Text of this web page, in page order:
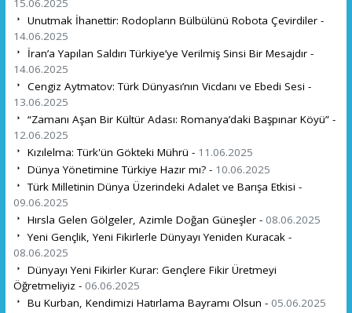
15.06.2025
Unutmak İhanettir: Rodopların Bülbülünü Robota Çevirdiler -
14.06.2025
İran’a Yapılan Saldırı Türkiye’ye Verilmiş Sinsi Bir Mesajdır -
14.06.2025
Cengiz Aytmatov: Türk Dünyası’nın Vicdanı ve Ebedi Sesi -
13.06.2025
“Zamanı Aşan Bir Kültür Adası: Romanya’daki Başpınar Köyü” -
12.06.2025
Kızılelma: Türk'ün Gökteki Mührü - 11.06.2025
Dünya Yönetimine Türkiye Hazır mı? - 10.06.2025
Türk Milletinin Dünya Üzerindeki Adalet ve Barışa Etkisi -
09.06.2025
Hırsla Gelen Gölgeler, Azimle Doğan Güneşler - 08.06.2025
Yeni Gençlik, Yeni Fikirlerle Dünyayı Yeniden Kuracak -
08.06.2025
Dünyayı Yeni Fikirler Kurar: Gençlere Fikir Üretmeyi
Öğretmeliyiz - 06.06.2025
Bu Kurban, Kendimizi Hatırlama Bayramı Olsun - 05.06.2025